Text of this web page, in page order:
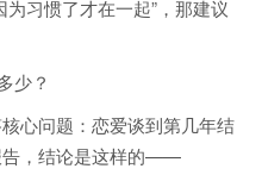
习惯了才在一起”，那建议
少？
心问题：恋爱谈到第几年结
告，结论是这样的——